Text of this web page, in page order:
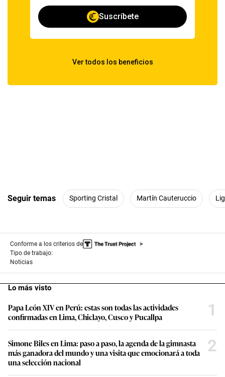
Seguir temas Sporting Cristal Martín Cauteruccio
Conforme a los criterios de
Tipo de trabajo:
Noticias
Lo más visto
Papa León XIV en Perú: estas son todas las actividades
confirmadas en Lima, Chiclayo, Cusco y Pucallpa
1
Simone Biles en Lima: paso a paso, la agenda de la gimnasta
más ganadora del mundo y una visita que emocionará a toda
una selección nacional
2